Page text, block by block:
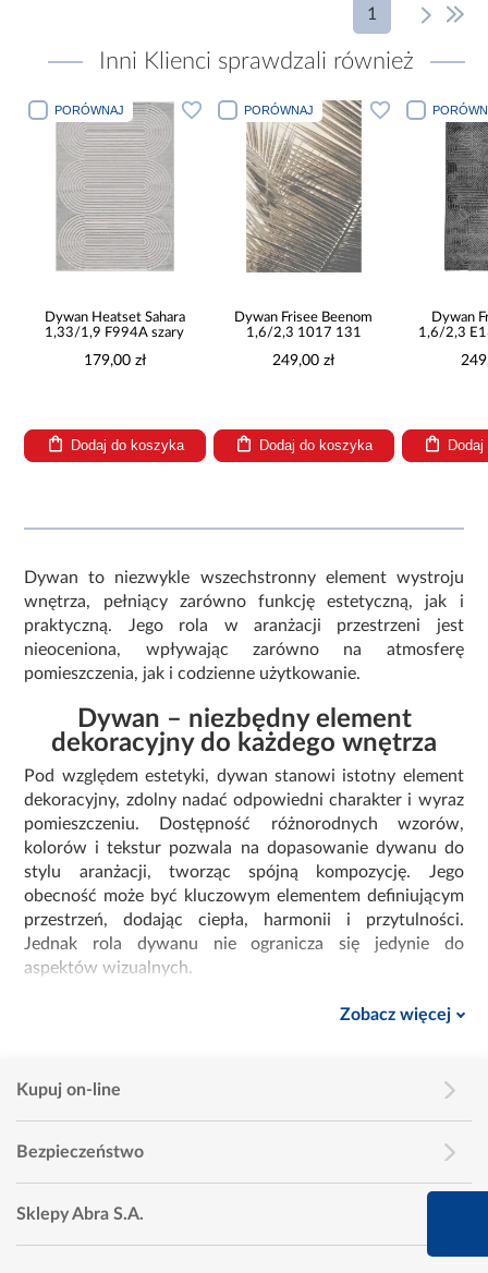
1
Inni Klienci sprawdzali również
PORÓWNAJ
Dywan Frisee Beenom
1,6/2,3 1017 131
249,00 zł
Dodaj do koszyka
PORÓWNAJ
Dywan Frisee Lucca
1,6/2,3 E132b antracyt
249,00 zł
Dodaj do koszyka
Dywan
0,67/
Dywan to niezwykle wszechstronny element wystroju
wnętrza, pełniący zarówno funkcję estetyczną, jak i
praktyczną. Jego rola w aranżacji przestrzeni jest
nieoceniona, wpływając zarówno na atmosferę
pomieszczenia, jak i codzienne użytkowanie.
Dywan – niezbędny element
dekoracyjny do każdego wnętrza
Pod względem estetyki, dywan stanowi istotny element
dekoracyjny, zdolny nadać odpowiedni charakter i wyraz
pomieszczeniu. Dostępność różnorodnych wzorów,
kolorów i tekstur pozwala na dopasowanie dywanu do
stylu aranżacji, tworząc spójną kompozycję. Jego
obecność może być kluczowym elementem definiującym
przestrzeń, dodając ciepła, harmonii i przytulności.
Jednak rola dywanu nie ogranicza się jedynie do
aspektów wizualnych.
pełni istotną funkcję praktyczną, szczególnie w
nie tylko dodatkowa warstwa izolacyjna, która
staje się bardziej spokojne i przyjazne.
Nowoczesne dywany – różnorodne
wzory i niestandardowe kształty
to nie tylko praktyczne elementy
Zobacz więcej
Kupuj on-line
Bezpieczeństwo
Sklepy Abra S.A.